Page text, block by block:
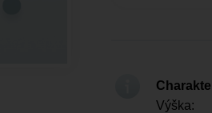
Výška: